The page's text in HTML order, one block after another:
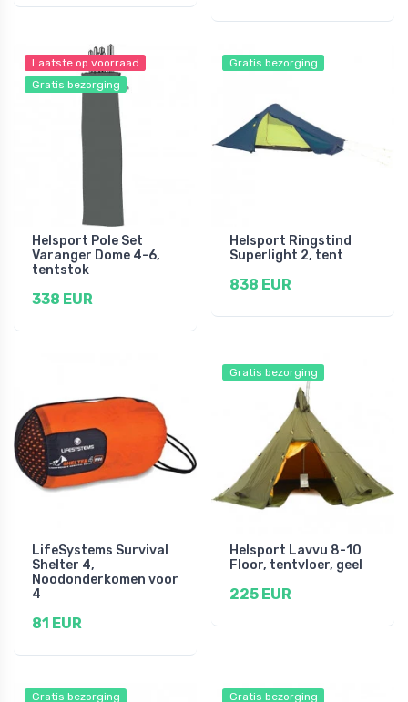
Laatste op voorraad
Gratis bezorging
Helsport Pole Set
Varanger Dome 4-6,
tentstok
338 EUR
Gratis bezorging
Helsport Ringstind
Superlight 2, tent
838 EUR
LifeSystems Survival
Shelter 4,
Noodonderkomen voor
4
81 EUR
Gratis bezorging
Helsport Lavvu 8-10
Floor, tentvloer, geel
225 EUR
Gratis bezorging Gratis bezorging